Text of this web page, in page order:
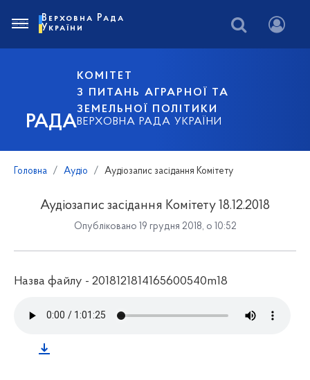
РАДА
КОМІТЕТ
З ПИТАНЬ АГРАРНОЇ ТА
ЗЕМЕЛЬНОЇ ПОЛІТИКИ
ВЕРХОВНА РАДА УКРАЇНИ
Верховна Рада
України
Головна Аудіо Аудіозапис засідання Комітету
Аудіозапис засідання Комітету 18.12.2018
Опубліковано 19 грудня 2018, о 10:52
Назва файлу - 2018121814165600540m18